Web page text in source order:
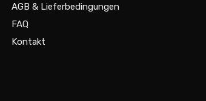
AGB & Lieferbedingungen
FAQ
Kontakt